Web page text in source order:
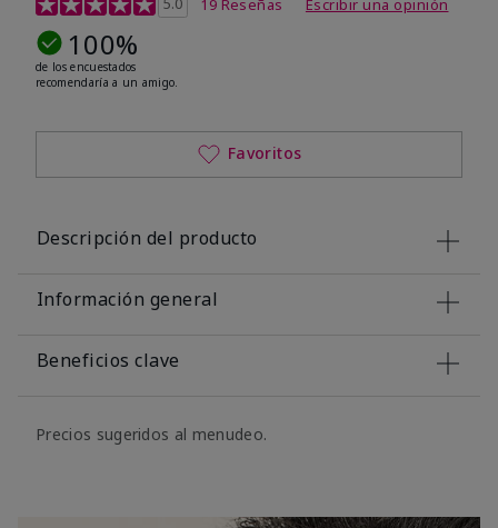
19 Reseñas Escribir una opinión
100%
de los encuestados
recomendaría a un amigo.
Favoritos
Descripción del producto
Información general
Beneficios clave
Precios sugeridos al menudeo.